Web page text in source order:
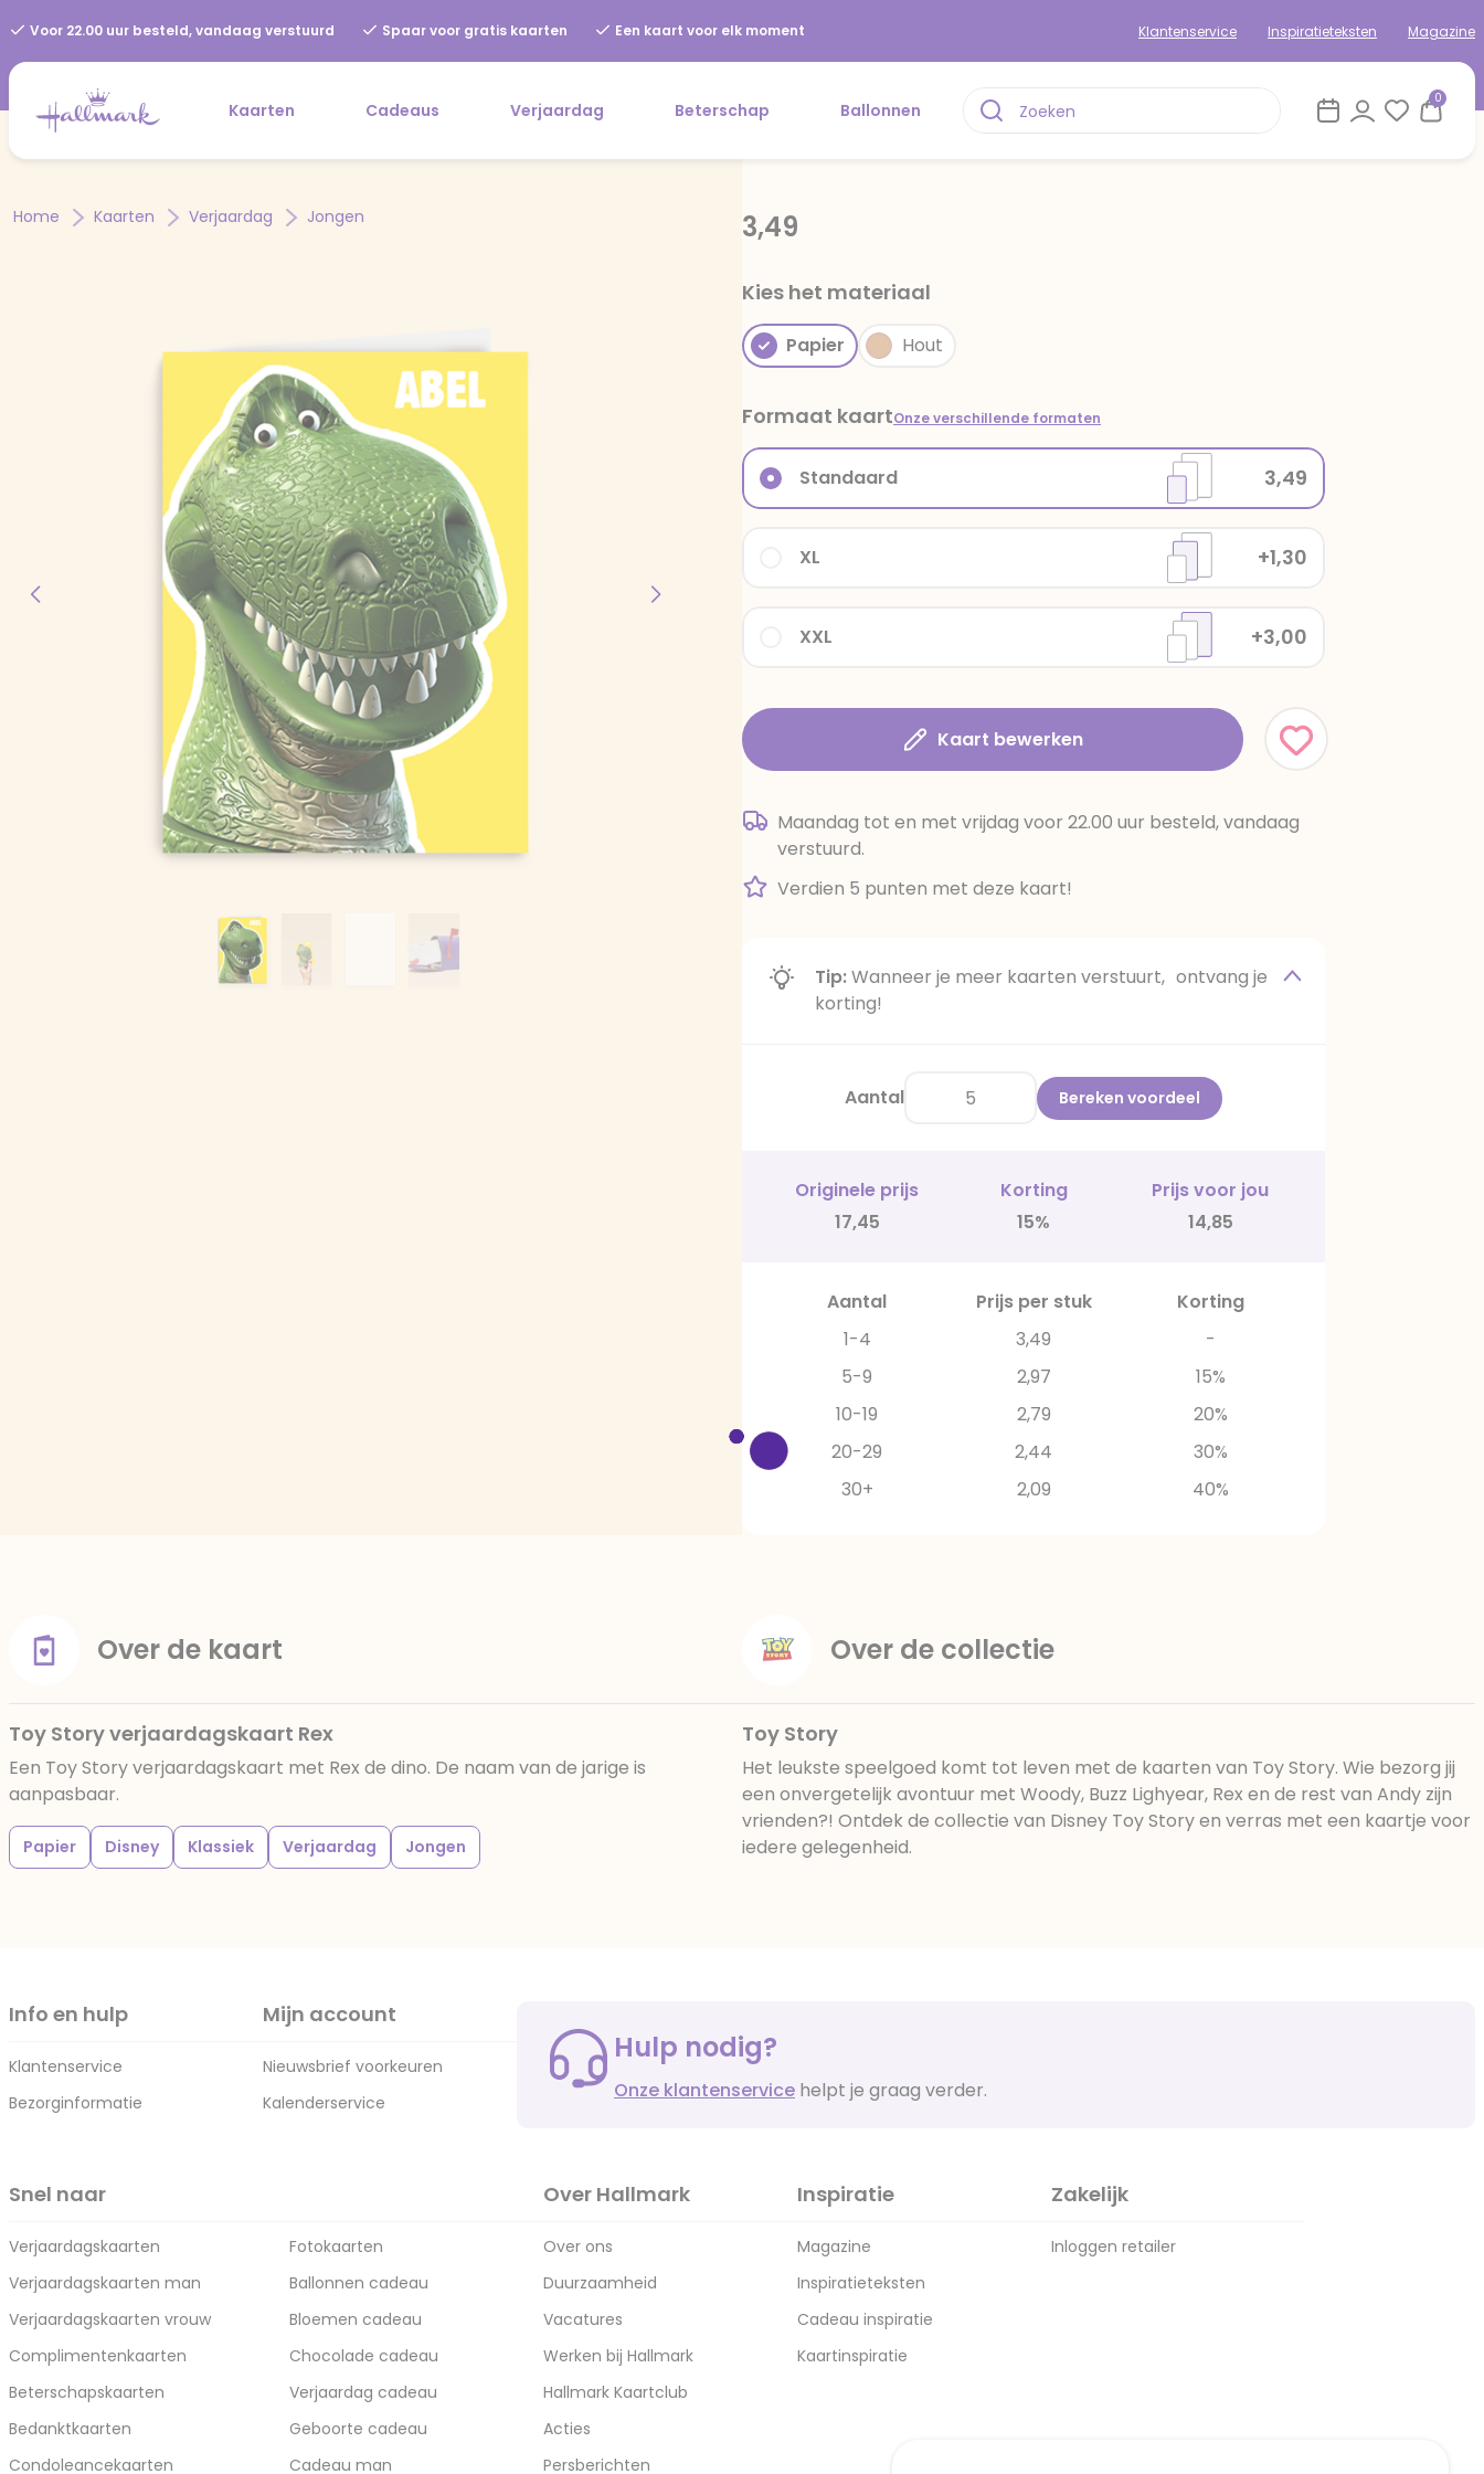
Voor 22.00 uur besteld, vandaag verstuurd Spaar voor gratis kaarten Een kaart voor elk moment Klantenservice Inspiratieteksten Magazine
Kaarten Cadeaus Verjaardag Beterschap Ballonnen
0
Home Kaarten Verjaardag Jongen 3,49
Kies het materiaal
Papier Hout
Formaat kaartOnze verschillende formaten
XXL +3,00
XL +1,30
Standaard 3,49
Kaart bewerken
Maandag tot en met vrijdag voor 22.00 uur besteld, vandaag
verstuurd.
Verdien 5 punten met deze kaart!
Tip:Wanneer je meer kaarten verstuurt, ontvang je
korting!
Aantal Bereken voordeel
Originele prijs Korting
Prijs voor jou
17,45
15% 14,85
Aantal Prijs per stuk
Korting
1-4
3,49
-
5-9
2,97
15%
10-19
2,79
20%
20-29
2,44
30%
30+
2,09 40%
Over de kaart
Toy Story verjaardagskaart Rex
Een Toy Story verjaardagskaart met Rex de dino. De naam van de jarige is
aanpasbaar.
Papier Disney Klassiek Verjaardag Jongen
Over de collectie
Toy Story
Het leukste speelgoed komt tot leven met de kaarten van Toy Story. Wie bezorg jij
een onvergetelijk avontuur met Woody, Buzz Lighyear, Rex en de rest van Andy zijn
vrienden?! Ontdek de collectie van Disney Toy Story en verras met een kaartje voor
iedere gelegenheid.
Info en hulp
Klantenservice
Bezorginformatie
Mijn account
Nieuwsbrief voorkeuren
Kalenderservice
Hulp nodig?
Onze klantenservice helpt je graag verder.
Snel naar
Verjaardagskaarten
Verjaardagskaarten man
Verjaardagskaarten vrouw
Complimentenkaarten
Beterschapskaarten
Bedanktkaarten
Condoleancekaarten
Fotokaarten
Ballonnen cadeau
Bloemen cadeau
Chocolade cadeau
Verjaardag cadeau
Geboorte cadeau
Cadeau man
Over Hallmark
Over ons
Duurzaamheid
Vacatures
Werken bij Hallmark
Hallmark Kaartclub
Acties
Persberichten
Inspiratie
Magazine
Inspiratieteksten
Cadeau inspiratie
Kaartinspiratie
Zakelijk
Inloggen retailer